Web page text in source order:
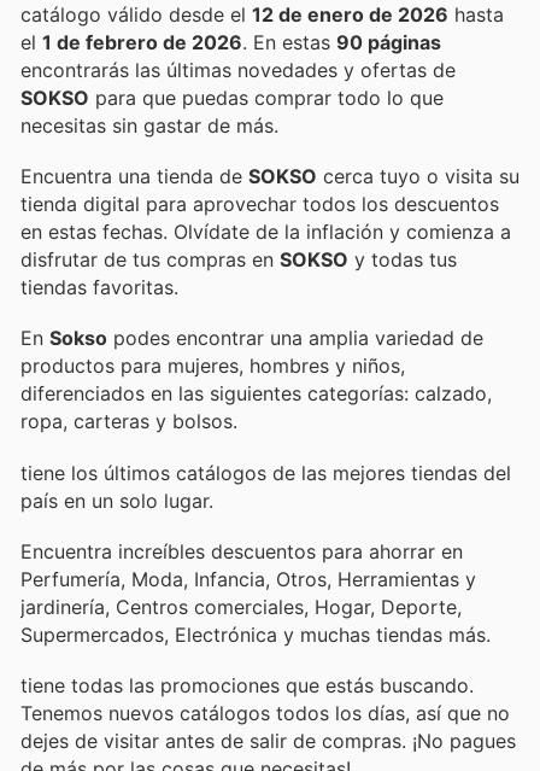
catálogo válido desde el 12 de enero de 2026 hasta
el 1 de febrero de 2026 . En estas 90 páginas
encontrarás las últimas novedades y ofertas de
SOKSO para que puedas comprar todo lo que
necesitas sin gastar de más.
Encuentra una tienda de SOKSO cerca tuyo o visita su
tienda digital para aprovechar todos los descuentos
en estas fechas. Olvídate de la inflación y comienza a
disfrutar de tus compras en SOKSO y todas tus
tiendas favoritas.
En Sokso podes encontrar una amplia variedad de
productos para mujeres, hombres y niños,
diferenciados en las siguientes categorías: calzado,
ropa, carteras y bolsos.
tiene los últimos catálogos de las mejores tiendas del
país en un solo lugar.
Encuentra increíbles descuentos para ahorrar en
Perfumería, Moda, Infancia, Otros, Herramientas y
jardinería, Centros comerciales, Hogar, Deporte,
Supermercados, Electrónica y muchas tiendas más.
tiene todas las promociones que estás buscando.
Tenemos nuevos catálogos todos los días, así que no
dejes de visitar antes de salir de compras. ¡No pagues